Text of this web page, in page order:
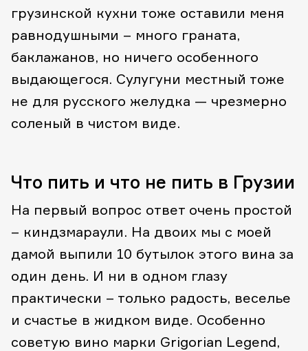
грузинской кухни тоже оставили меня
равнодушными – много граната,
баклажанов, но ничего особенного
выдающегося. Сулугуни местный тоже
не для русского желудка — чрезмерно
соленый в чистом виде.
Что пить и что не пить в Грузии
На первый вопрос ответ очень простой
– киндзмараули. На двоих мы с моей
дамой выпили 10 бутылок этого вина за
один день. И ни в одном глазу
практически – только радость, веселье
и счастье в жидком виде. Особенно
советую вино марки Grigorian Legend,